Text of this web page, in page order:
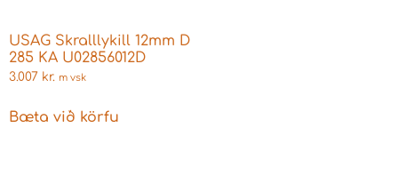
USAG Skralllykill 12mm D
285 KA U02856012D
3.007 kr. m vsk
Bæta við körfu